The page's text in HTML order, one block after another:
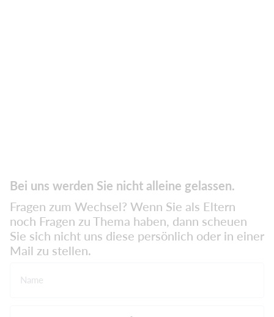
Bei uns werden Sie nicht alleine gelassen.
Fragen zum Wechsel? Wenn Sie als Eltern
noch Fragen zu Thema haben, dann scheuen
Sie sich nicht uns diese persönlich oder in einer
Mail zu stellen.
Name